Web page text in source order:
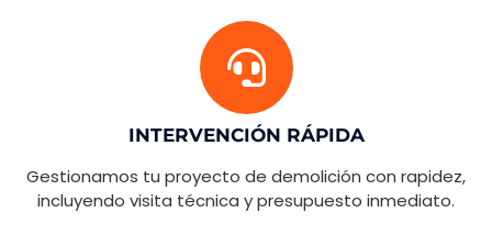
INTERVENCIÓN RÁPIDA
Gestionamos tu proyecto de demolición con rapidez,
incluyendo visita técnica y presupuesto inmediato.